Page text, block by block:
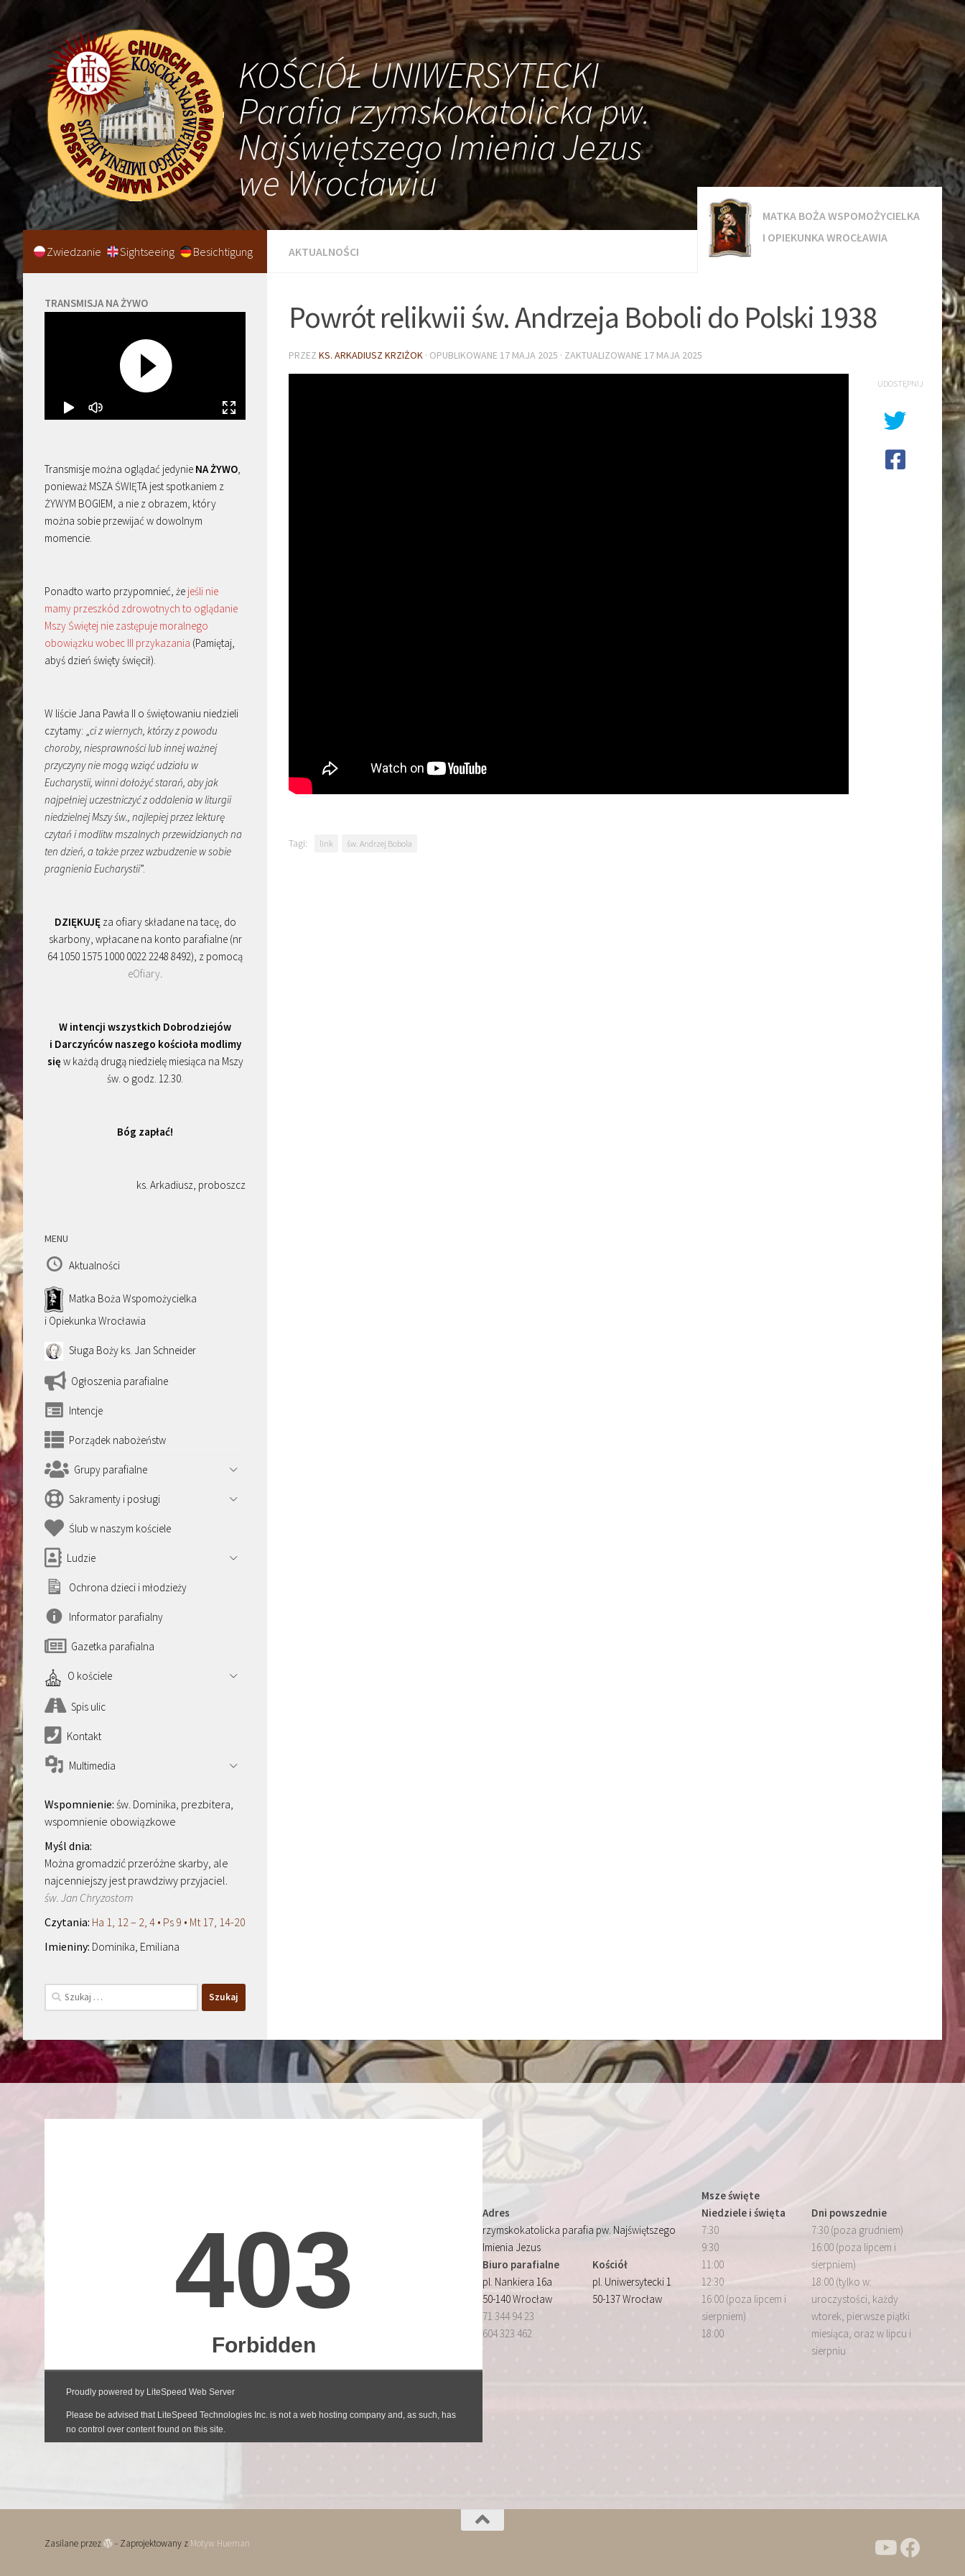
KOŚCIÓŁ UNIWERSYTECKI
Parafia rzymskokatolicka pw.
Najświętszego Imienia Jezus
we Wrocławiu
AKTUALNOŚCI
MATKA BOŻA WSPOMOŻYCIELKA
I OPIEKUNKA WROCŁAWIA
Powrót relikwii św. Andrzeja Boboli do Polski 1938
PRZEZ KS. ARKADIUSZ KRZIŻOK · OPUBLIKOWANE 17 MAJA 2025 · ZAKTUALIZOWANE 17 MAJA 2025
UDOSTĘPNIJ
Tagi: link św. Andrzej Bobola
Zwiedzanie Sightseeing Besichtigung
TRANSMISJA NA ŻYWO
Transmisje można oglądać jedynie NA ŻYWO,
ponieważ MSZA ŚWIĘTA jest spotkaniem z
ŻYWYM BOGIEM, a nie z obrazem, który
można sobie przewijać w dowolnym
momencie.
Ponadto warto przypomnieć, że jeśli nie
mamy przeszkód zdrowotnych to oglądanie
Mszy Świętej nie zastępuje moralnego
obowiązku wobec III przykazania (Pamiętaj,
abyś dzień święty święcił).
W liście Jana Pawła II o świętowaniu niedzieli
czytamy: „ci z wiernych, którzy z powodu
choroby, niesprawności lub innej ważnej
przyczyny nie mogą wziąć udziału w
Eucharystii, winni dołożyć starań, aby jak
najpełniej uczestniczyć z oddalenia w liturgii
niedzielnej Mszy św., najlepiej przez lekturę
czytań i modlitw mszalnych przewidzianych na
ten dzień, a także przez wzbudzenie w sobie
pragnienia Eucharystii”.
DZIĘKUJĘza ofiary składane na tacę, do
skarbony, wpłacane na konto parafialne (nr
64 1050 1575 1000 0022 2248 8492), z pomocą
eOfiary.
W intencji wszystkich Dobrodziejów
i Darczyńców naszego kościoła modlimy
się w każdą drugą niedzielę miesiąca na Mszy
św. o godz. 12.30.
Bóg zapłać!
ks. Arkadiusz, proboszcz
MENU
Aktualności
Matka Boża Wspomożycielka
i Opiekunka Wrocławia
Sługa Boży ks. Jan Schneider
Ogłoszenia parafialne
Intencje
Porządek nabożeństw
Grupy parafialne
Sakramenty i posługi
Ślub w naszym kościele
Ludzie
Ochrona dzieci i młodzieży
Informator parafialny
Gazetka parafialna
O kościele
Spis ulic
Kontakt
Multimedia
św. Dominika, prezbitera,
wspomnienie obowiązkowe
Można gromadzić przeróżne skarby, ale
najcenniejszy jest prawdziwy przyjaciel.
św. Jan Chryzostom
Ha 1, 12 – 2, 4 • Ps 9 • Mt 17, 14-20
Dominika, Emiliana
Szukaj:
Adres
rzymskokatolicka parafia pw. Najświętszego
Imienia Jezus
Biuro parafialne
pl. Nankiera 16a
50-140 Wrocław
71 344 94 23
604 323 462
Kościół
pl. Uniwersytecki 1
50-137 Wrocław
Msze święte
Niedziele i święta
7:30
9:30
11:00
12:30
16:00 (poza lipcem i
sierpniem)
18:00
Dni powszednie
7:30 (poza grudniem)
16:00 (poza lipcem i
sierpniem)
18:00 (tylko w:
uroczystości, każdy
wtorek, pierwsze piątki
miesiąca, oraz w lipcu i
sierpniu
Zasilane przez - Zaprojektowany z Motyw Hueman